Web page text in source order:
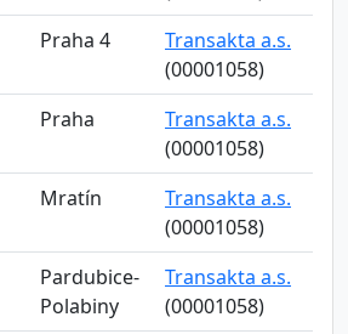
Praha 4
Transakta a.s.
(00001058)
Praha
Transakta a.s.
(00001058)
Mratín
Transakta a.s.
(00001058)
Pardubice-
Polabiny
Transakta a.s.
(00001058)